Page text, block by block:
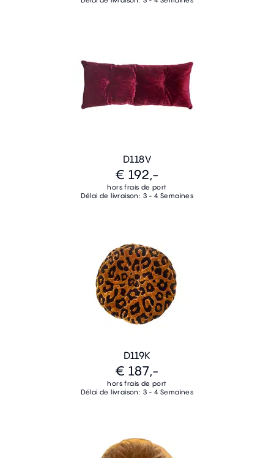
D118V
€ 192,-
hors frais de port
Délai de livraison: 3 - 4 Semaines
D119K
€ 187,-
hors frais de port
Délai de livraison: 3 - 4 Semaines